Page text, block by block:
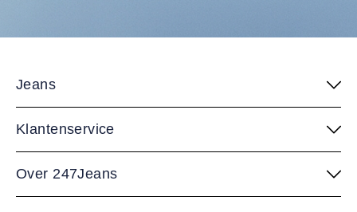
Jeans
Klantenservice
Over 247Jeans